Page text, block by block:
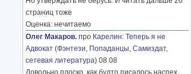
страниц тоже
Оценка: нечитаемо
Олег Макаров. про Карелин: Теперь я не
Адвокат (Фэнтези, Попаданцы, Самиздат,
сетевая литература) 08 08